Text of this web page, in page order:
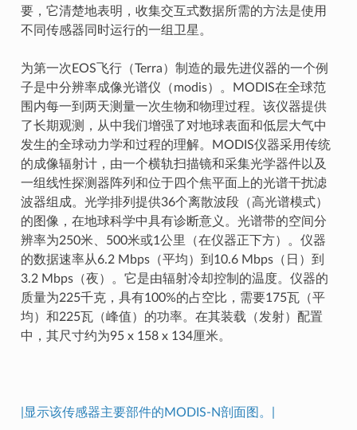
要，它清楚地表明，收集交互式数据所需的方法是使用
不同传感器同时运行的一组卫星。
为第一次EOS飞行（Terra）制造的最先进仪器的一个例
子是中分辨率成像光谱仪（modis）。MODIS在全球范
围内每一到两天测量一次生物和物理过程。该仪器提供
了长期观测，从中我们增强了对地球表面和低层大气中
发生的全球动力学和过程的理解。MODIS仪器采用传统
的成像辐射计，由一个横轨扫描镜和采集光学器件以及
一组线性探测器阵列和位于四个焦平面上的光谱干扰滤
波器组成。光学排列提供36个离散波段（高光谱模式）
的图像，在地球科学中具有诊断意义。光谱带的空间分
辨率为250米、500米或1公里（在仪器正下方）。仪器
的数据速率从6.2 Mbps（平均）到10.6 Mbps（日）到
3.2 Mbps（夜）。它是由辐射冷却控制的温度。仪器的
质量为225千克，具有100%的占空比，需要175瓦（平
均）和225瓦（峰值）的功率。在其装载（发射）配置
中，其尺寸约为95 x 158 x 134厘米。
|显示该传感器主要部件的MODIS-N剖面图。|